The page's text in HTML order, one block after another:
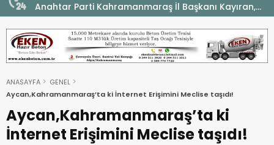
Anahtar Parti Kahramanmaraş İl Başkanı Kayıran,
Afşin Teşkilatı ile buluştu.
ANASAYFA
GENEL
Aycan,Kahramanmaraş’ta ki İnternet Erişimini Meclise taşıdı!
Aycan,Kahramanmaraş’ta ki
İnternet Erişimini Meclise taşıdı!